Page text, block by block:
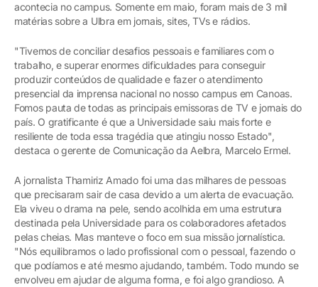
acontecia no campus. Somente em maio, foram mais de 3 mil
matérias sobre a Ulbra em jornais, sites, TVs e rádios.
"Tivemos de conciliar desafios pessoais e familiares com o
trabalho, e superar enormes dificuldades para conseguir
produzir conteúdos de qualidade e fazer o atendimento
presencial da imprensa nacional no nosso campus em Canoas.
Fomos pauta de todas as principais emissoras de TV e jornais do
país. O gratificante é que a Universidade saiu mais forte e
resiliente de toda essa tragédia que atingiu nosso Estado",
destaca o gerente de Comunicação da Aelbra, Marcelo Ermel.
A jornalista Thamiriz Amado foi uma das milhares de pessoas
que precisaram sair de casa devido a um alerta de evacuação.
Ela viveu o drama na pele, sendo acolhida em uma estrutura
destinada pela Universidade para os colaboradores afetados
pelas cheias. Mas manteve o foco em sua missão jornalística.
"Nós equilibramos o lado profissional com o pessoal, fazendo o
que podíamos e até mesmo ajudando, também. Todo mundo se
envolveu em ajudar de alguma forma, e foi algo grandioso. A